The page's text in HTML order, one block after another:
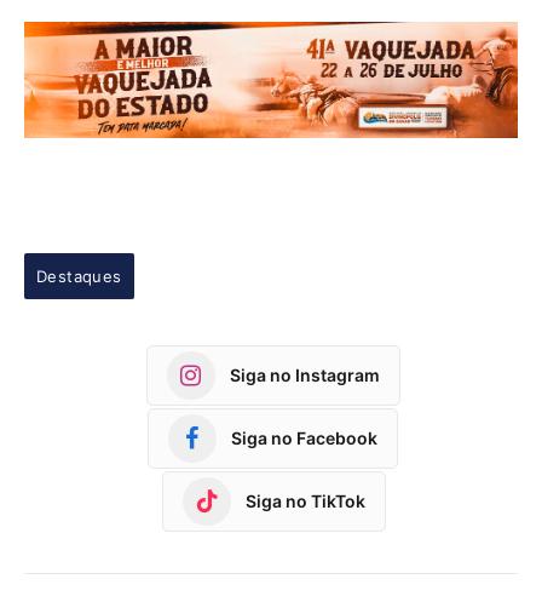
Destaques
Siga no Instagram
Siga no Facebook
Siga no TikTok